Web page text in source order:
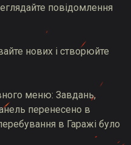
повідомлення
нових і створюйте
меню: Завдань,
перенесено в
в Гаражі було